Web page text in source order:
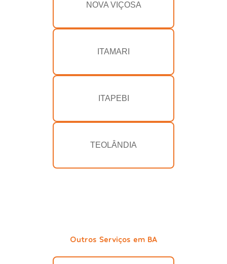
NOVA VIÇOSA
ITAMARI
ITAPEBI
TEOLÂNDIA
Outros Serviços em BA